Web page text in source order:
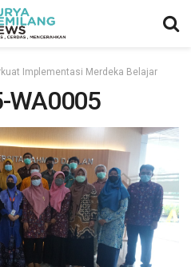
Implementasi Merdeka Belajar
WA0005